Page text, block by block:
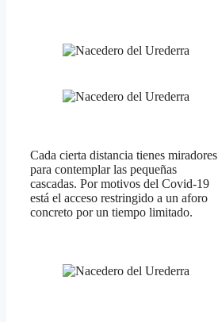
Cada cierta distancia tienes miradores
para contemplar las pequeñas
cascadas. Por motivos del Covid-19
está el acceso restringido a un aforo
concreto por un tiempo limitado.